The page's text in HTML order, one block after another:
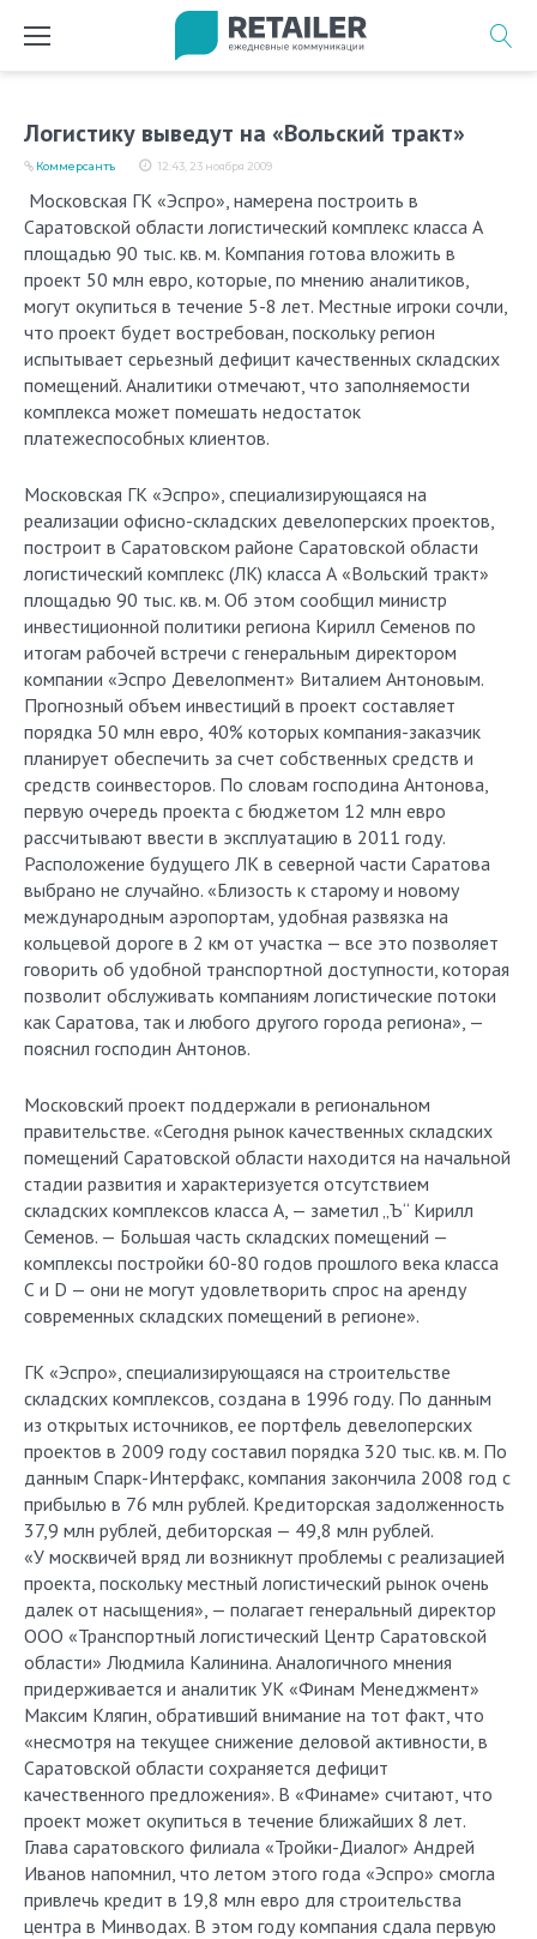
Логистику выведут на «Вольский тракт»
12:43, 23 ноября 2009
Коммерсантъ
Московская ГК «Эспро», намерена построить в
Саратовской области логистический комплекс класса А
площадью 90 тыс. кв. м. Компания готова вложить в
проект 50 млн евро, которые, по мнению аналитиков,
могут окупиться в течение 5-8 лет. Местные игроки сочли,
что проект будет востребован, поскольку регион
испытывает серьезный дефицит качественных складских
помещений. Аналитики отмечают, что заполняемости
комплекса может помешать недостаток
платежеспособных клиентов.
Московская ГК «Эспро», специализирующаяся на
реализации офисно-складских девелоперских проектов,
построит в Саратовском районе Саратовской области
логистический комплекс (ЛК) класса А «Вольский тракт»
площадью 90 тыс. кв. м. Об этом сообщил министр
инвестиционной политики региона Кирилл Семенов по
итогам рабочей встречи с генеральным директором
компании «Эспро Девелопмент» Виталием Антоновым.
Прогнозный объем инвестиций в проект составляет
порядка 50 млн евро, 40% которых компания-заказчик
планирует обеспечить за счет собственных средств и
средств соинвесторов. По словам господина Антонова,
первую очередь проекта с бюджетом 12 млн евро
рассчитывают ввести в эксплуатацию в 2011 году.
Расположение будущего ЛК в северной части Саратова
выбрано не случайно. «Близость к старому и новому
международным аэропортам, удобная развязка на
кольцевой дороге в 2 км от участка — все это позволяет
говорить об удобной транспортной доступности, которая
позволит обслуживать компаниям логистические потоки
как Саратова, так и любого другого города региона», —
пояснил господин Антонов.
Московский проект поддержали в региональном
правительстве. «Сегодня рынок качественных складских
помещений Саратовской области находится на начальной
стадии развития и характеризуется отсутствием
складских комплексов класса А, — заметил „Ъ“ Кирилл
Семенов. — Большая часть складских помещений —
комплексы постройки 60-80 годов прошлого века класса
С и D — они не могут удовлетворить спрос на аренду
современных складских помещений в регионе».
ГК «Эспро», специализирующаяся на строительстве
складских комплексов, создана в 1996 году. По данным
из открытых источников, ее портфель девелоперских
проектов в 2009 году составил порядка 320 тыс. кв. м. По
данным Спарк-Интерфакс, компания закончила 2008 год с
прибылью в 76 млн рублей. Кредиторская задолженность
37,9 млн рублей, дебиторская — 49,8 млн рублей.
«У москвичей вряд ли возникнут проблемы с реализацией
проекта, поскольку местный логистический рынок очень
далек от насыщения», — полагает генеральный директор
ООО «Транспортный логистический Центр Саратовской
области» Людмила Калинина. Аналогичного мнения
придерживается и аналитик УК «Финам Менеджмент»
Максим Клягин, обративший внимание на тот факт, что
«несмотря на текущее снижение деловой активности, в
Саратовской области сохраняется дефицит
качественного предложения». В «Финаме» считают, что
проект может окупиться в течение ближайших 8 лет.
Глава саратовского филиала «Тройки-Диалог» Андрей
Иванов напомнил, что летом этого года «Эспро» смогла
привлечь кредит в 19,8 млн евро для строительства
центра в Минводах. В этом году компания сдала первую